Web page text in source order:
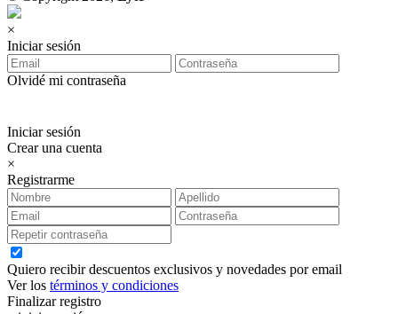
×
Iniciar sesión
Olvidé mi contraseña
Iniciar sesión
Crear una cuenta
×
Registrarme
Quiero recibir descuentos exclusivos y novedades por email
Ver los términos y condiciones
Finalizar registro